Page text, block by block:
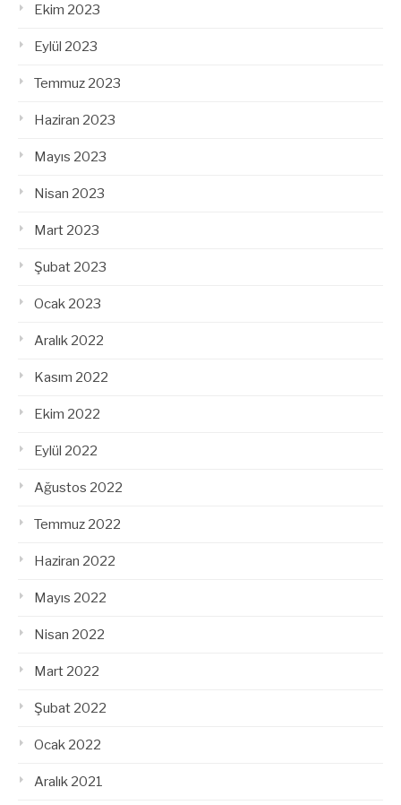
Ekim 2023
Eylül 2023
Temmuz 2023
Haziran 2023
Mayıs 2023
Nisan 2023
Mart 2023
Şubat 2023
Ocak 2023
Aralık 2022
Kasım 2022
Ekim 2022
Eylül 2022
Ağustos 2022
Temmuz 2022
Haziran 2022
Mayıs 2022
Nisan 2022
Mart 2022
Şubat 2022
Ocak 2022
Aralık 2021